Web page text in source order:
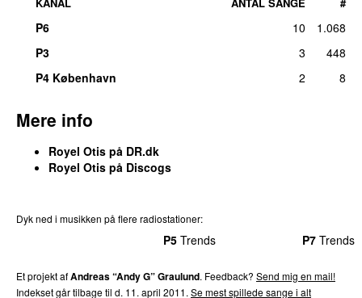
P6 10
1.068
P3
3
448
P4 København
2 8
Mere info
Royel Otis på DR.dk
Royel Otis på Discogs
Dyk ned i musikken på flere radiostationer:
P5 Trends P7 Trends
Et projekt afAndreas “Andy G” Graulund. Feedback? Send mig en mail!
Indekset går tilbage til d. 11. april 2011. Se mest spillede sange i alt